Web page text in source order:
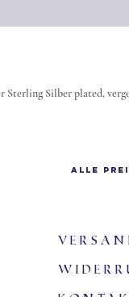
Sterling Silber plated,
Alle